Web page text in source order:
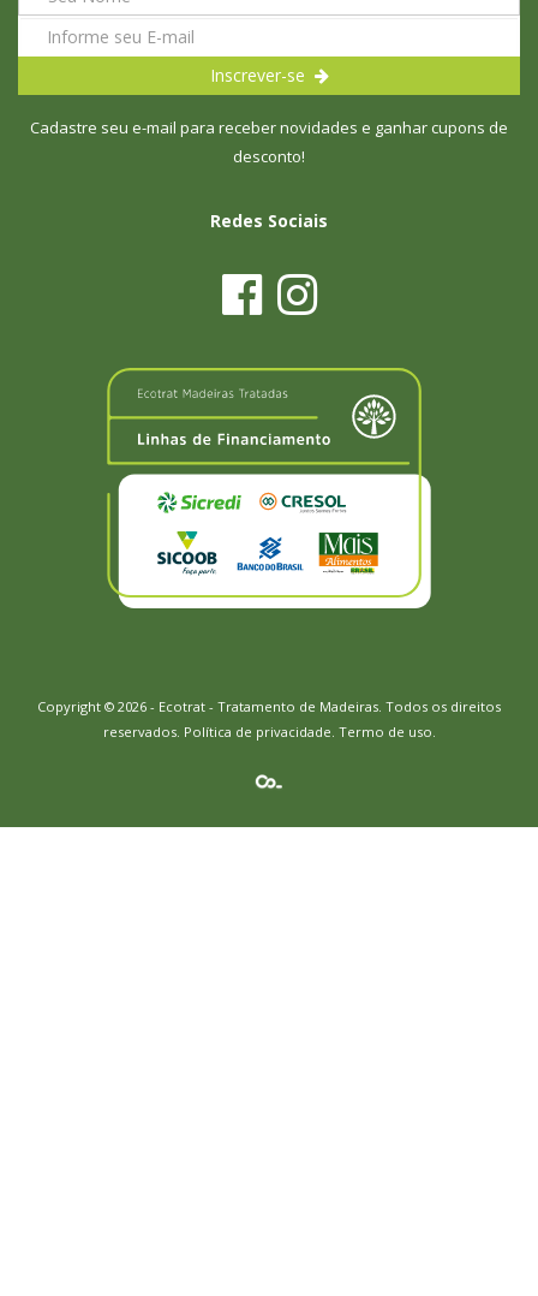
Inscrever-se
Cadastre seu e-mail para receber novidades e ganhar cupons de
desconto!
Redes Sociais
Copyright © 2026 - Ecotrat - Tratamento de Madeiras. Todos os direitos
reservados. Política de privacidade. Termo de uso.